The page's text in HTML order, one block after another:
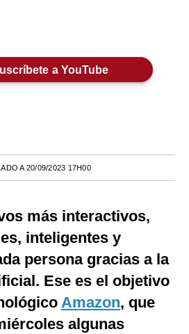
a YouTube
A 20/09/2023 17H00
más interactivos,
inteligentes y
persona gracias a la
Ese es el objetivo
Amazon, que
algunas